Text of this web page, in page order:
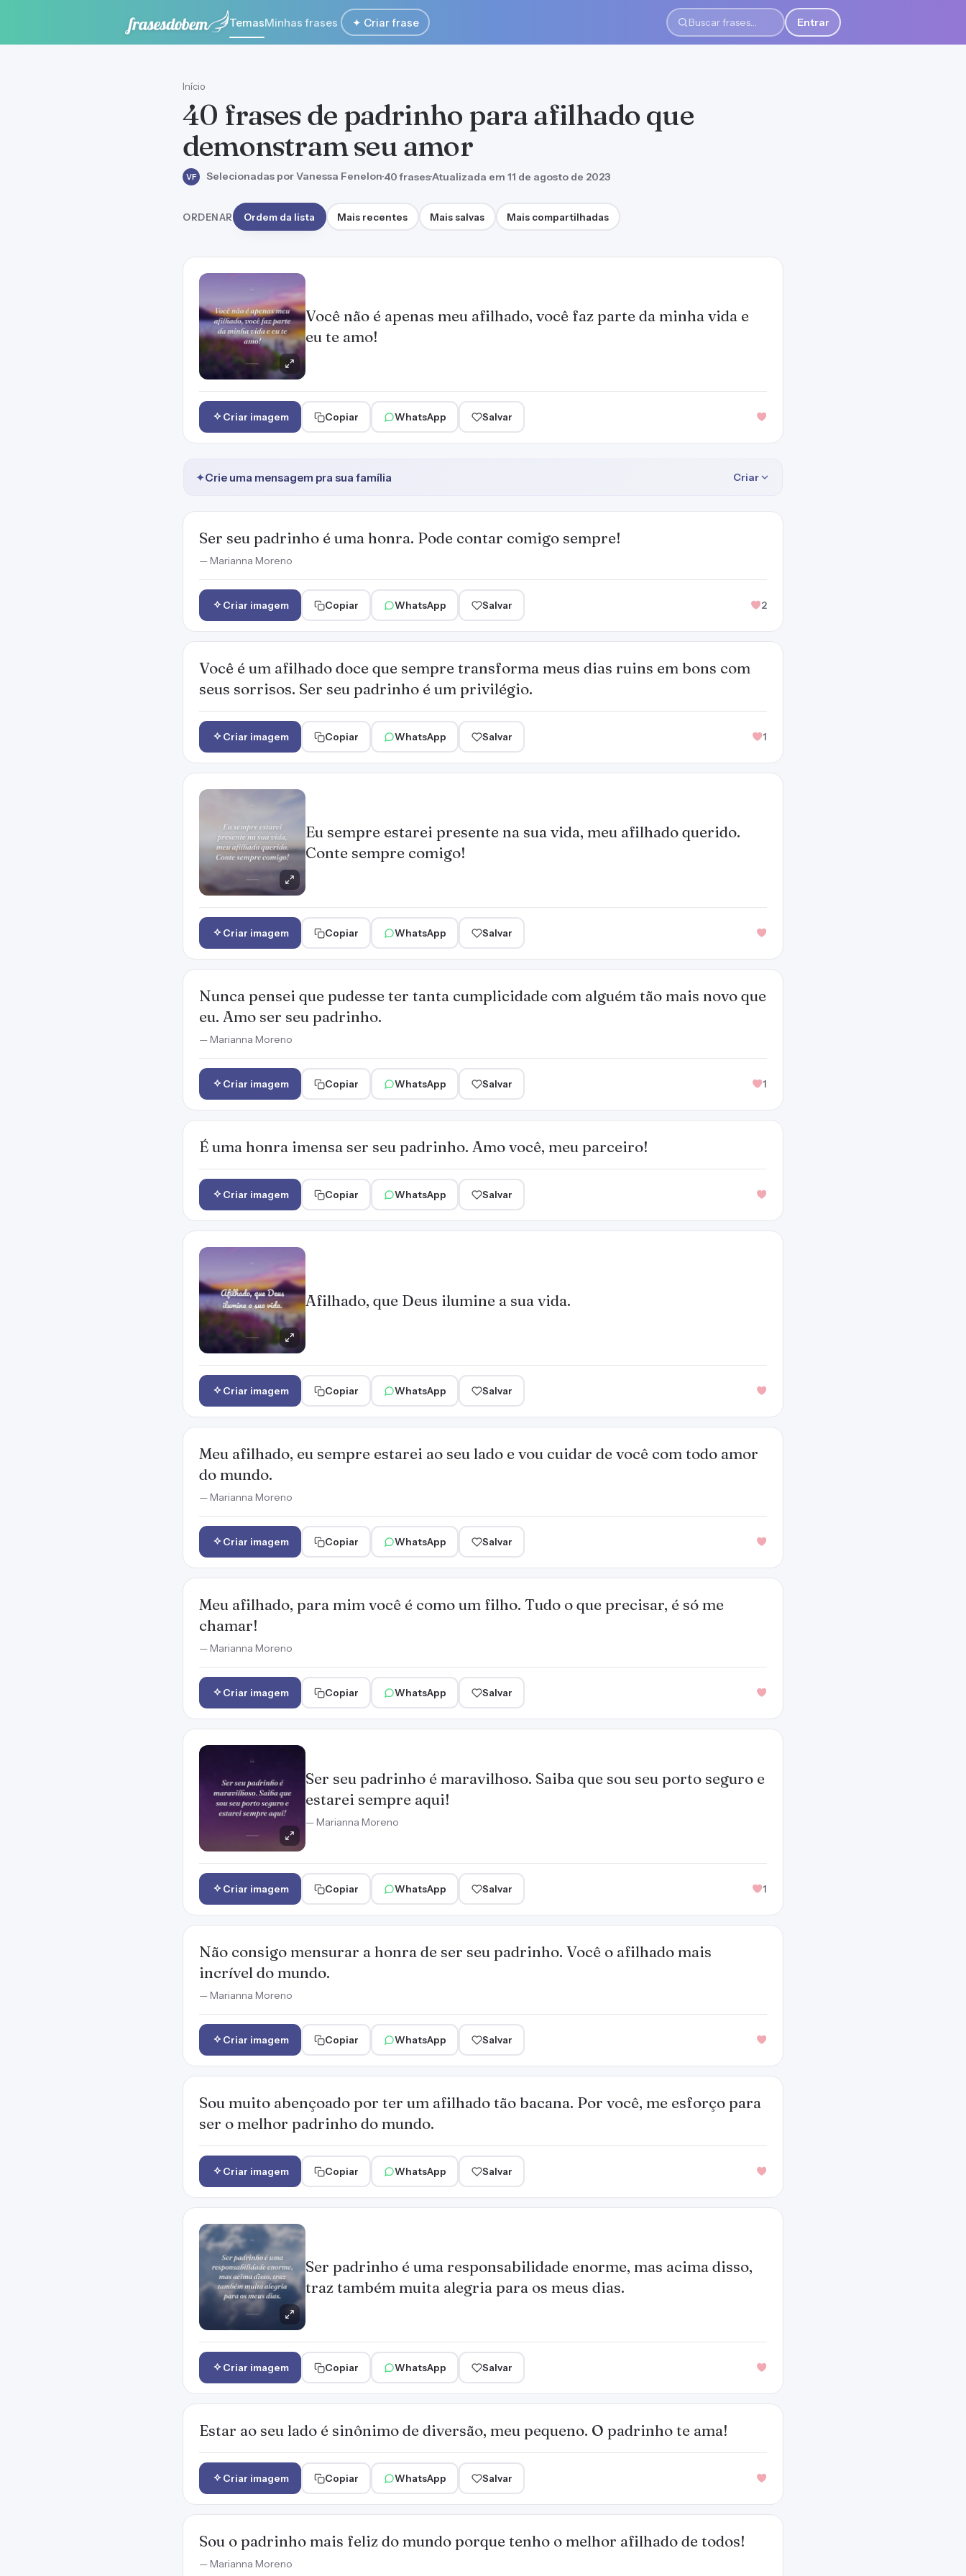
TemasMinhas frases ✦ Criar frase
Buscar frases
Entrar
Início
40 frases de padrinho para afilhado que
demonstram seu amor
VF Selecionadas por Vanessa Fenelon·40 frases·Atualizada em 11 de agosto de 2023
ORDENAR Ordem da lista Mais recentes Mais salvas Mais compartilhadas
Você não é apenas meu afilhado, você faz parte da minha vida e
eu te amo!
Criar imagem Copiar WhatsApp Salvar
✦Crie uma mensagem pra sua família Criar
Ser seu padrinho é uma honra. Pode contar comigo sempre!
— Marianna Moreno
Criar imagem Copiar WhatsApp Salvar 2
Você é um afilhado doce que sempre transforma meus dias ruins em bons com
seus sorrisos. Ser seu padrinho é um privilégio.
Criar imagem Copiar WhatsApp Salvar 1
Eu sempre estarei presente na sua vida, meu afilhado querido.
Conte sempre comigo!
Criar imagem Copiar WhatsApp Salvar
Nunca pensei que pudesse ter tanta cumplicidade com alguém tão mais novo que
eu. Amo ser seu padrinho.
— Marianna Moreno
Criar imagem Copiar WhatsApp Salvar 1
É uma honra imensa ser seu padrinho. Amo você, meu parceiro!
Criar imagem Copiar WhatsApp Salvar
Afilhado, que Deus ilumine a sua vida.
Criar imagem Copiar WhatsApp Salvar
Meu afilhado, eu sempre estarei ao seu lado e vou cuidar de você com todo amor
do mundo.
— Marianna Moreno
Criar imagem Copiar WhatsApp Salvar
Meu afilhado, para mim você é como um filho. Tudo o que precisar, é só me
chamar!
— Marianna Moreno
Criar imagem Copiar WhatsApp Salvar
Ser seu padrinho é maravilhoso. Saiba que sou seu porto seguro e
estarei sempre aqui!
— Marianna Moreno
Criar imagem Copiar WhatsApp Salvar 1
Não consigo mensurar a honra de ser seu padrinho. Você o afilhado mais
incrível do mundo.
— Marianna Moreno
Criar imagem Copiar WhatsApp Salvar
Sou muito abençoado por ter um afilhado tão bacana. Por você, me esforço para
ser o melhor padrinho do mundo.
Criar imagem Copiar WhatsApp Salvar
Ser padrinho é uma responsabilidade enorme, mas acima disso,
traz também muita alegria para os meus dias.
Criar imagem Copiar WhatsApp Salvar
Estar ao seu lado é sinônimo de diversão, meu pequeno. O padrinho te ama!
Criar imagem Copiar WhatsApp Salvar
Sou o padrinho mais feliz do mundo porque tenho o melhor afilhado de todos!
— Marianna Moreno